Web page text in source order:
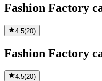
Fashion Factory
4.5(20)
Fashion Factory
4.5(20)